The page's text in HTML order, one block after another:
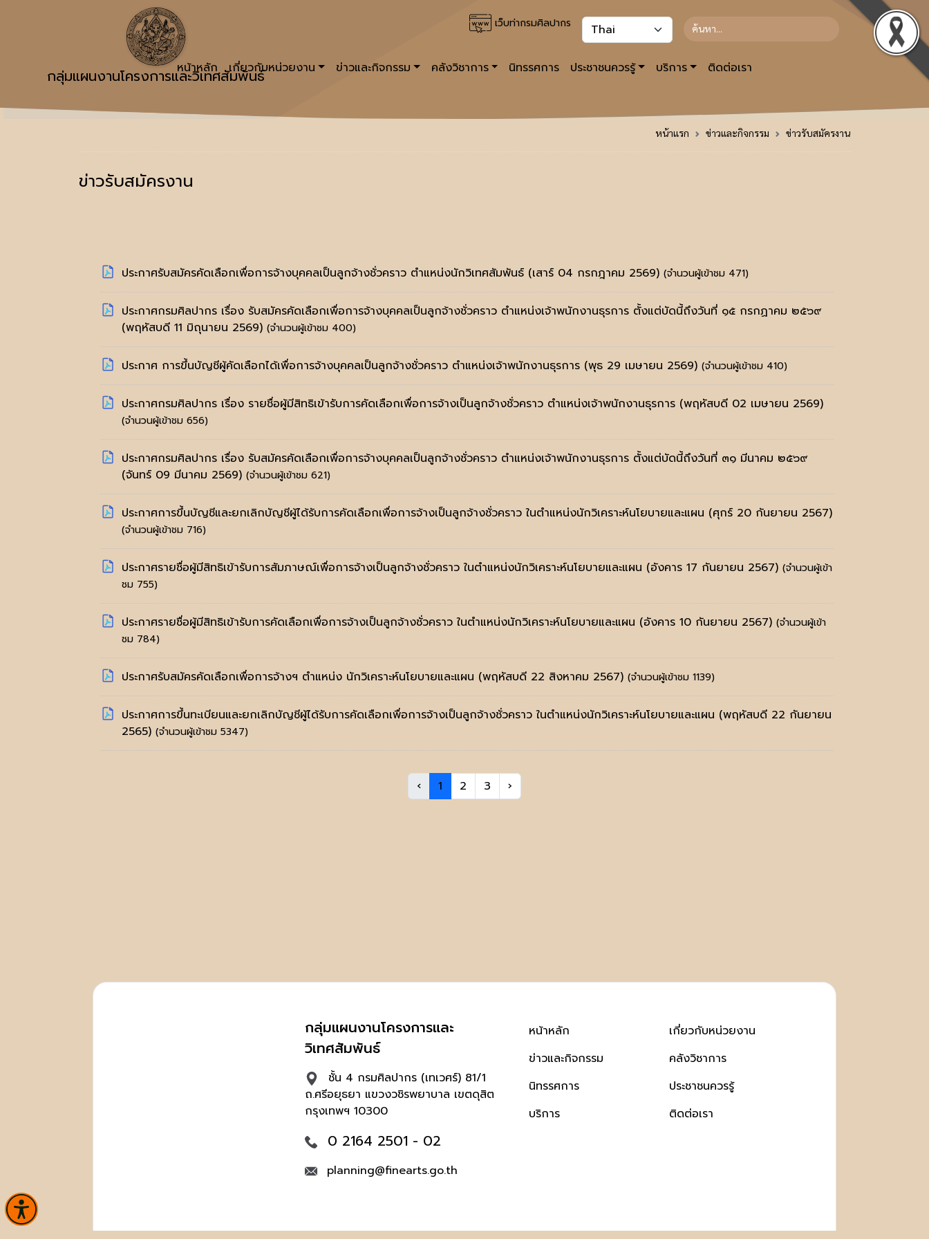
เว็บท่ากรมศิลปากร
กลุ่มแผนงานโครงการและวิเทศสัมพันธ์
หน้าหลัก เกี่ยวกับหน่วยงาน ข่าวและกิจกรรม คลังวิชาการ นิทรรศการ ประชาชนควรรู้ บริการ ติดต่อเรา
หน้าแรก ข่าวและกิจกรรม ข่าวรับสมัครงาน
ข่าวรับสมัครงาน
ประกาศรับสมัครคัดเลือกเพื่อการจ้างบุคคลเป็นลูกจ้างชั่วคราว ตำแหน่งนักวิเทศสัมพันธ์ (เสาร์ 04 กรกฎาคม 2569) (จำนวนผู้เข้าชม 471)
ประกาศกรมศิลปากร เรื่อง รับสมัครคัดเลือกเพื่อการจ้างบุคคลเป็นลูกจ้างชั่วคราว ตำแหน่งเจ้าพนักงานธุรการ ตั้งแต่บัดนี้ถึงวันที่ ๑๕ กรกฏาคม ๒๕๖๙
(พฤหัสบดี 11 มิถุนายน 2569) (จำนวนผู้เข้าชม 400)
ประกาศ การขึ้นบัญชีผู้คัดเลือกได้เพื่อการจ้างบุคคลเป็นลูกจ้างชั่วคราว ตำแหน่งเจ้าพนักงานธุรการ (พุธ 29 เมษายน 2569) (จำนวนผู้เข้าชม 410)
ประกาศกรมศิลปากร เรื่อง รายชื่อผู้มีสิทธิเข้ารับการคัดเลือกเพื่อการจ้างเป็นลูกจ้างชั่วคราว ตำแหน่งเจ้าพนักงานธุรการ (พฤหัสบดี 02 เมษายน 2569)
(จำนวนผู้เข้าชม 656)
ประกาศกรมศิลปากร เรื่อง รับสมัครคัดเลือกเพื่อการจ้างบุคคลเป็นลูกจ้างชั่วคราว ตำแหน่งเจ้าพนักงานธุรการ ตั้งแต่บัดนี้ถึงวันที่ ๓๑ มีนาคม ๒๕๖๙
(จันทร์ 09 มีนาคม 2569) (จำนวนผู้เข้าชม 621)
ประกาศการขึ้นบัญชีและยกเลิกบัญชีผู้ได้รับการคัดเลือกเพื่อการจ้างเป็นลูกจ้างชั่วคราว ในตำแหน่งนักวิเคราะห์นโยบายและแผน (ศุกร์ 20 กันยายน 2567)
(จำนวนผู้เข้าชม 716)
ประกาศรายชื่อผู้มีสิทธิเข้ารับการสัมภาษณ์เพื่อการจ้างเป็นลูกจ้างชั่วคราว ในตำแหน่งนักวิเคราะห์นโยบายและแผน (อังคาร 17 กันยายน 2567) (จำนวนผู้เข้า
ชม 755)
ประกาศรายชื่อผู้มีสิทธิเข้ารับการคัดเลือกเพื่อการจ้างเป็นลูกจ้างชั่วคราว ในตำแหน่งนักวิเคราะห์นโยบายและแผน (อังคาร 10 กันยายน 2567) (จำนวนผู้เข้า
ชม 784)
ประกาศรับสมัครคัดเลือกเพื่อการจ้างฯ ตำแหน่ง นักวิเคราะห์นโยบายและแผน (พฤหัสบดี 22 สิงหาคม 2567) (จำนวนผู้เข้าชม 1139)
ประกาศการขึ้นทะเบียนและยกเลิกบัญชีผู้ได้รับการคัดเลือกเพื่อการจ้างเป็นลูกจ้างชั่วคราว ในตำแหน่งนักวิเคราะห์นโยบายและแผน (พฤหัสบดี 22 กันยายน
2565) (จำนวนผู้เข้าชม 5347)
‹ 1 2 3 ›
กลุ่มแผนงานโครงการและ
วิเทศสัมพันธ์
ชั้น 4 กรมศิลปากร (เทเวศร์) 81/1
ถ.ศรีอยุธยา แขวงวชิรพยาบาล เขตดุสิต
กรุงเทพฯ 10300
0 2164 2501 - 02
planning@finearts.go.th
หน้าหลัก
ข่าวและกิจกรรม
นิทรรศการ
บริการ
เกี่ยวกับหน่วยงาน
คลังวิชาการ
ประชาชนควรรู้
ติดต่อเรา